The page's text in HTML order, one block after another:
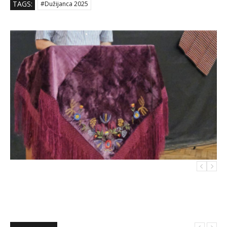
TAGS: #Dužijanca 2025